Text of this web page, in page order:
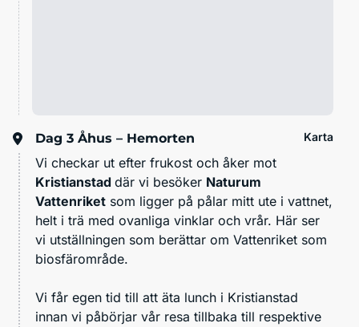
Dag 3 Åhus – Hemorten Karta
Vi checkar ut efter frukost och åker mot
Kristianstad där vi besöker Naturum
Vattenriket som ligger på pålar mitt ute i vattnet,
helt i trä med ovanliga vinklar och vrår. Här ser
vi utställningen som berättar om Vattenriket som
biosfärområde.
Vi får egen tid till att äta lunch i Kristianstad
innan vi påbörjar vår resa tillbaka till respektive